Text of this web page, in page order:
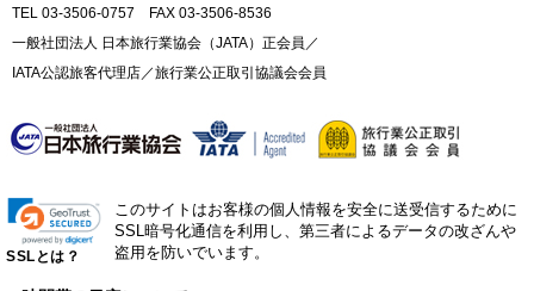
TEL 03-3506-0757 FAX 03-3506-8536
一般社団法人 日本旅行業協会（JATA）正会員／
IATA公認旅客代理店／旅行業公正取引協議会会員
SSLとは？
このサイトはお客様の個人情報を安全に送受信するために
SSL暗号化通信を利用し、第三者によるデータの改ざんや
盗用を防いでいます。